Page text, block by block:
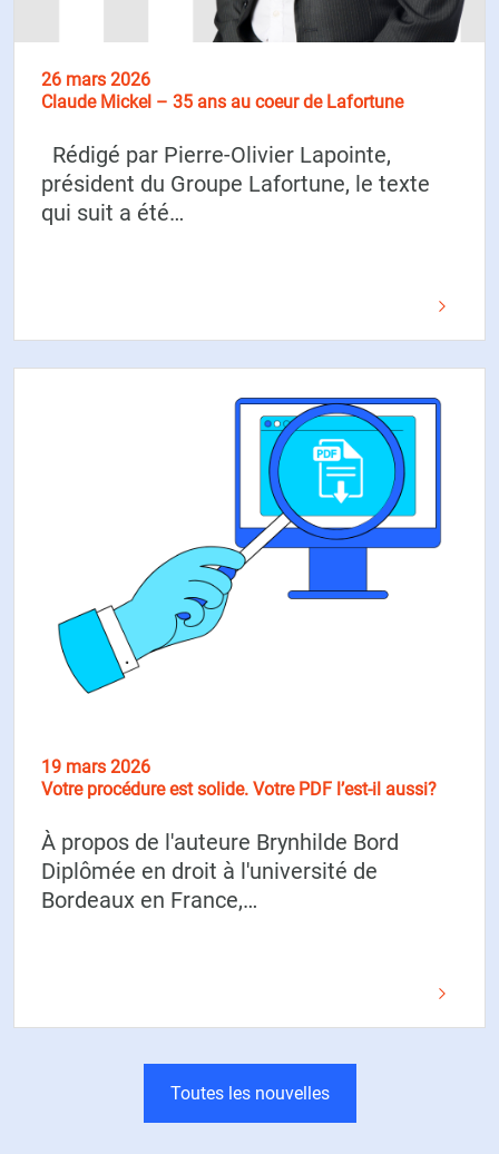
26 mars 2026
Claude Mickel – 35 ans au coeur de Lafortune
Rédigé par Pierre-Olivier Lapointe,
président du Groupe Lafortune, le texte
qui suit a été…
19 mars 2026
Votre procédure est solide. Votre PDF l’est-il aussi?
À propos de l'auteure Brynhilde Bord
Diplômée en droit à l'université de
Bordeaux en France,…
Toutes les nouvelles